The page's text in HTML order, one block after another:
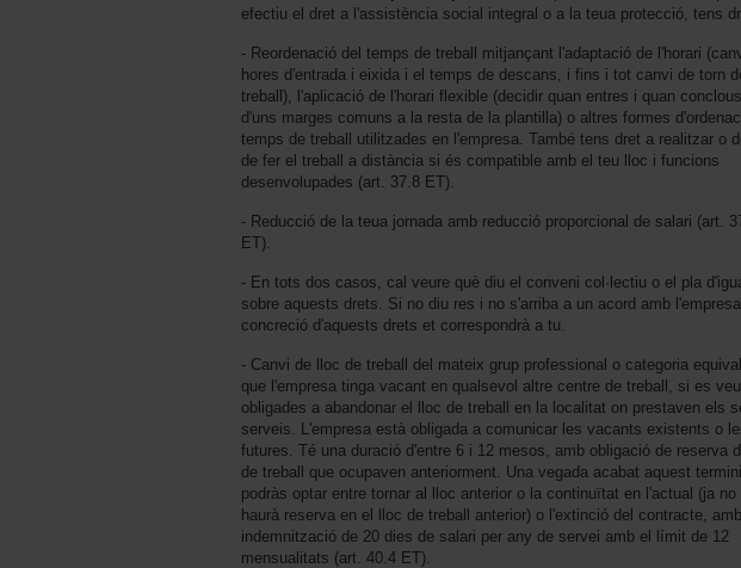
efectiu el dret a l'assistència social integral o a la teua protecció, tens
- Reordenació del temps de treball mitjançant l'adaptació de l'horari
hores d'entrada i eixida i el temps de descans, i fins i tot canvi de torn
treball), l'aplicació de l'horari flexible (decidir quan entres i quan
d'uns marges comuns a la resta de la plantilla) o altres formes
temps de treball utilitzades en l'empresa. També tens dret a realitzar o
de fer el treball a distància si és compatible amb el teu lloc i funcions
desenvolupades (art. 37.8 ET).
- Reducció de la teua jornada amb reducció proporcional de salari (art.
ET).
- En tots dos casos, cal veure què diu el conveni col·lectiu o el pla
sobre aquests drets. Si no diu res i no s'arriba a un acord amb
concreció d'aquests drets et correspondrà a tu.
- Canvi de lloc de treball del mateix grup professional o categoria
que l'empresa tinga vacant en qualsevol altre centre de treball, si es
obligades a abandonar el lloc de treball en la localitat on prestaven els
serveis. L'empresa està obligada a comunicar les vacants existents o
futures. Té una duració d'entre 6 i 12 mesos, amb obligació de reserva
de treball que ocupaven anteriorment. Una vegada acabat aquest termini,
podràs optar entre tornar al lloc anterior o la continuïtat en l'actual (ja no
haurà reserva en el lloc de treball anterior) o l'extinció del contracte,
indemnització de 20 dies de salari per any de servei amb el límit de 12
mensualitats (art. 40.4 ET).